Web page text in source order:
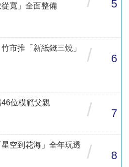
寬」全面整備
5
市推「新紙錢三燒」
/ 6
位模範父親
/ 7
空到花海」全年玩透
/ 8